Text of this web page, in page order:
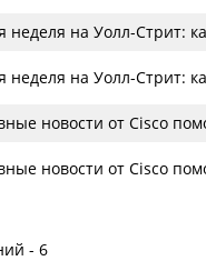
неделя на Уолл-Стрит:
неделя на Уолл-Стрит:
новости от Cisco
новости от Cisco
- 6